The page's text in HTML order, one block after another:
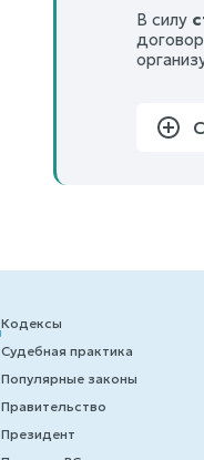
В силу
Кодексы
Судебная практика
Популярные законы
Правительство
Президент